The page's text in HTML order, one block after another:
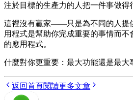
注於目標的生產力的人把一件事做得
這裡沒有贏家——只是為不同的人提
用程式是幫助你完成重要的事情而
的應用程式。
什麼對你更重要：最大功能還是最大
返回首頁閱讀更多文章